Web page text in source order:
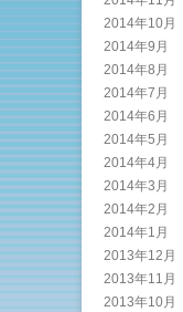
2014年10月
2014年9月
2014年8月
2014年7月
2014年6月
2014年5月
2014年4月
2014年3月
2014年2月
2014年1月
2013年12月
2013年11月
2013年10月